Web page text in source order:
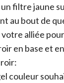
filtre jaune
au bout de
alliée
en base et
couleur